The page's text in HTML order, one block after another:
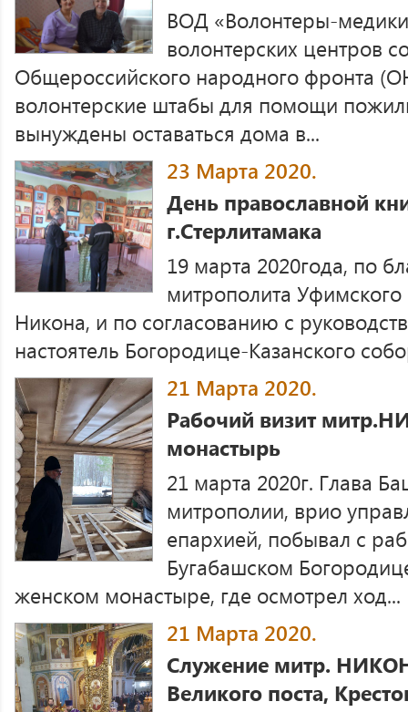
ВОД «Волонтеры-
волонтерских центров
Общероссийского народного фронта
волонтерские штабы для помощи
вынуждены оставаться дома в...
23 Марта 2020.
День православной
г.Стерлитамака
19 марта 2020года, по
митрополита Уфимского
Никона, и по согласованию с
настоятель Богородице-Казанского
21 Марта 2020.
Рабочий визит
монастырь
21 марта 2020г. Глава
митрополии, врио
епархией, побывал с
Бугабашском
женском монастыре, где осмотрел ход...
21 Марта 2020.
Служение митр.
Великого поста,